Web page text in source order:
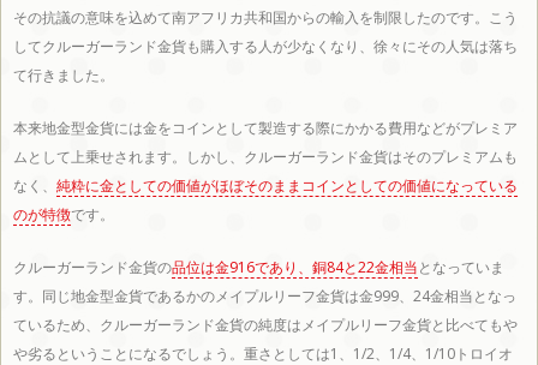
県
関東エリア
東京 神奈 埼玉 千葉 茨城
その抗議の意味を込めて南アフリカ共和国からの輸入を制限したのです。こう
してクルーガーランド金貨も購入する人が少なくなり、徐々にその人気は落ち
て行きました。
本来地金型金貨には金をコインとして製造する際にかかる費用などがプレミア
ムとして上乗せされます。しかし、クルーガーランド金貨はそのプレミアムも
なく、 純粋に金としての価値がほぼそのままコインとしての価値になっている
のが特徴です。
クルーガーランド金貨の品位は金916であり、銅84と22金相当となっていま
す。同じ地金型金貨であるかのメイプルリーフ金貨は金999、24金相当となっ
ているため、クルーガーランド金貨の純度はメイプルリーフ金貨と比べてもや
や劣るということになるでしょう。重さとしては1、1/2、1/4、1/10トロイオ